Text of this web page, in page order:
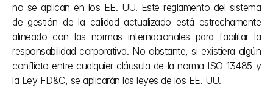
no se aplican en los EE. UU. Este reglamento del sistema
de gestión de la calidad actualizado está estrechamente
alineado con las normas internacionales para facilitar la
responsabilidad corporativa. No obstante, si existiera algún
conflicto entre cualquier cláusula de la norma ISO 13485 y
la Ley FD&C, se aplicarán las leyes de los EE. UU.